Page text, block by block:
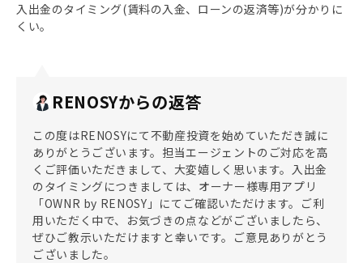
入出金のタイミング(賃料の入金、ローンの返済等)が分かりに
くい。
RENOSYからの返答
この度はRENOSYにて不動産投資を始めていただき誠に
ありがとうございます。担当エージェントのご対応を高
くご評価いただきまして、大変嬉しく思います。入出金
のタイミングにつきましては、オーナー様専用アプリ
「OWNR by RENOSY」にてご確認いただけます。ご利
用いただく中で、お気づきの点などがございましたら、
ぜひご教示いただけますと幸いです。ご意見ありがとう
ございました。